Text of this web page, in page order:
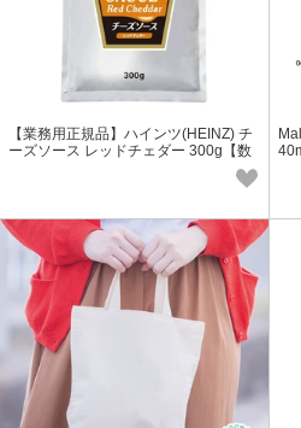
【業務用正規品】ハインツ(HEINZ) チ
ーズソース レッドチェダー 300g【数